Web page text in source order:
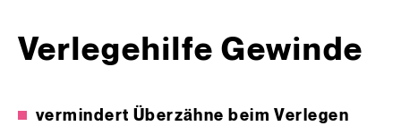
Verlegehilfe Gewinde
vermindert Überzähne beim Verlegen